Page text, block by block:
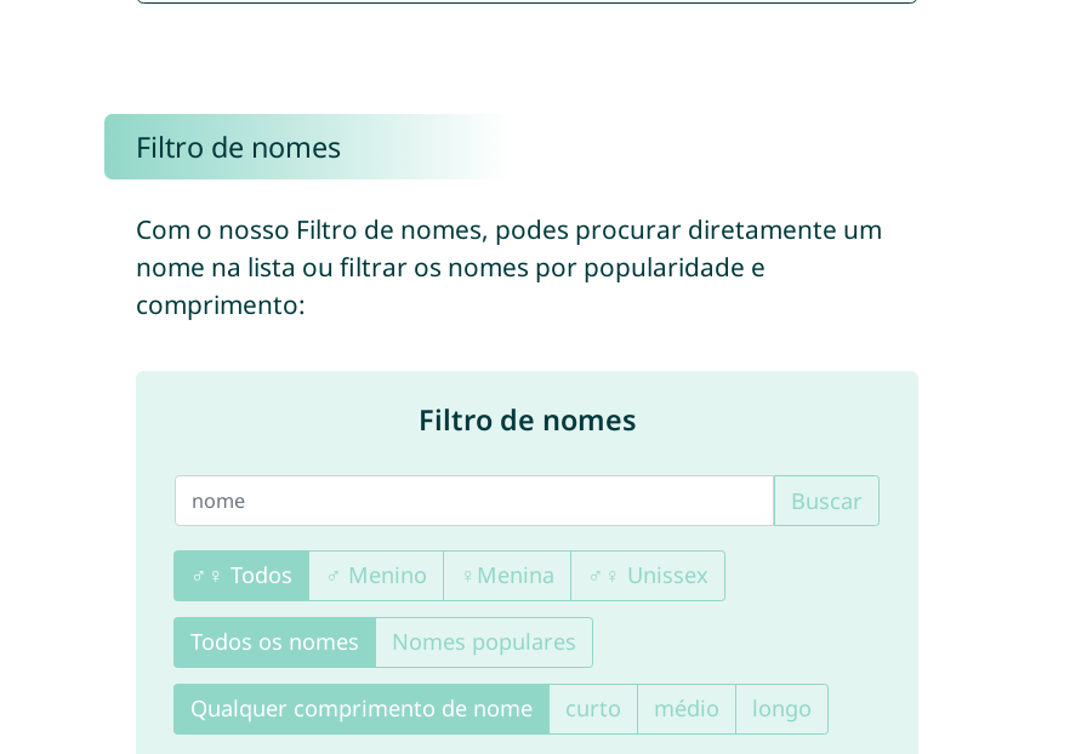
Filtro de nomes
Com o nosso Filtro de nomes, podes procurar diretamente um
nome na lista ou filtrar os nomes por popularidade e
comprimento:
Filtro de nomes
Buscar
♂♀ Todos ♂ Menino ♀Menina ♂♀ Unissex
Todos os nomes Nomes populares
Qualquer comprimento de nome curto médio longo